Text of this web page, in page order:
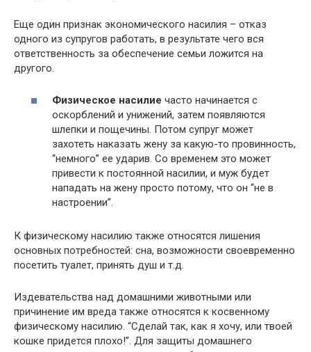
Еще один признак экономического насилия – отказ
одного из супругов работать, в результате чего вся
ответственность за обеспечение семьи ложится на
другого.
Физическое насилие часто начинается с
оскорблений и унижений, затем появляются
шлепки и пощечины. Потом супруг может
захотеть наказать жену за какую-то провинность,
“немного” ее ударив. Со временем это может
привести к постоянной насилии, и муж будет
нападать на жену просто потому, что он “не в
настроении”.
К физическому насилию также относятся лишения
основных потребностей: сна, возможности своевременно
посетить туалет, принять душ и т.д.
Издевательства над домашними животными или
причинение им вреда также относятся к косвенному
физическому насилию. “Сделай так, как я хочу, или твоей
кошке придется плохо!”. Для защиты домашнего